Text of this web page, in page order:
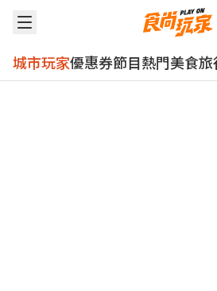
城市玩家優惠券節目熱門美食旅